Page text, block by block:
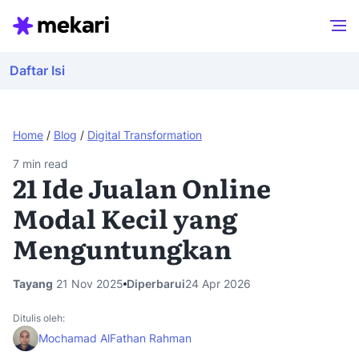
Home / Blog / Digital Transformation
Daftar Isi
7 min read
21 Ide Jualan Online
Modal Kecil yang
Menguntungkan
Tayang 21 Nov 2025 Diperbarui24 Apr 2026
Ditulis oleh:
Mochamad AlFathan Rahman